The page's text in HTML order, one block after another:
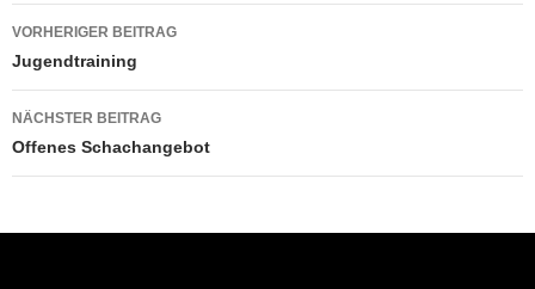
Beitragsnavigation
VORHERIGER BEITRAG
Jugendtraining
NÄCHSTER BEITRAG
Offenes Schachangebot